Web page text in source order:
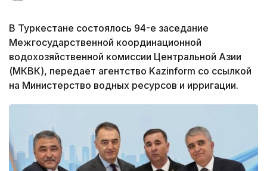
В Туркестане состоялось 94-е заседание
Межгосударственной координационной
водохозяйственной комиссии Центральной Азии
(МКВК), передает агентство Kazinform со ссылкой
на Министерство водных ресурсов и ирригации.